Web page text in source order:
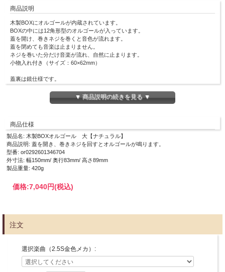
商品説明
木製BOXにオルゴールが内蔵されています。
BOXの中には12角形型のオルゴールが入っています。
蓋を開け、巻きネジを巻くと音色が流れます。
蓋を閉めても音楽は止まりません。
ネジを巻いた分だけ音楽が流れ、自然に止まります。
小物入れ付き（サイズ：60×62mm）
蓋裏は鏡仕様です。
了承くださいませ。
▼ 商品説明の続きを見る ▼
商品仕様
製品名: 木製BOXオルゴール 大【ナチュラル】
商品説明: 蓋を開き、巻きネジを回すとオルゴールが鳴ります。
型番: or0292601346704
外寸法: 幅150mm/ 奥行83mm/ 高さ89mm
製品重量: 420g
価格:7,040円(税込)
注文
選択楽曲（2.5S金色メカ）: